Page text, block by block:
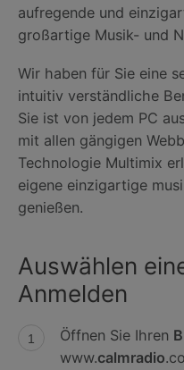
aufregende und
großartige Musik- und
Wir haben für Sie eine
intuitiv verständliche
Sie ist von jedem PC
mit allen gängigen
Technologie Multimix
eigene einzigartige
genießen.
Auswählen
Anmelden
Öffnen Sie Ihren
www.calmradio